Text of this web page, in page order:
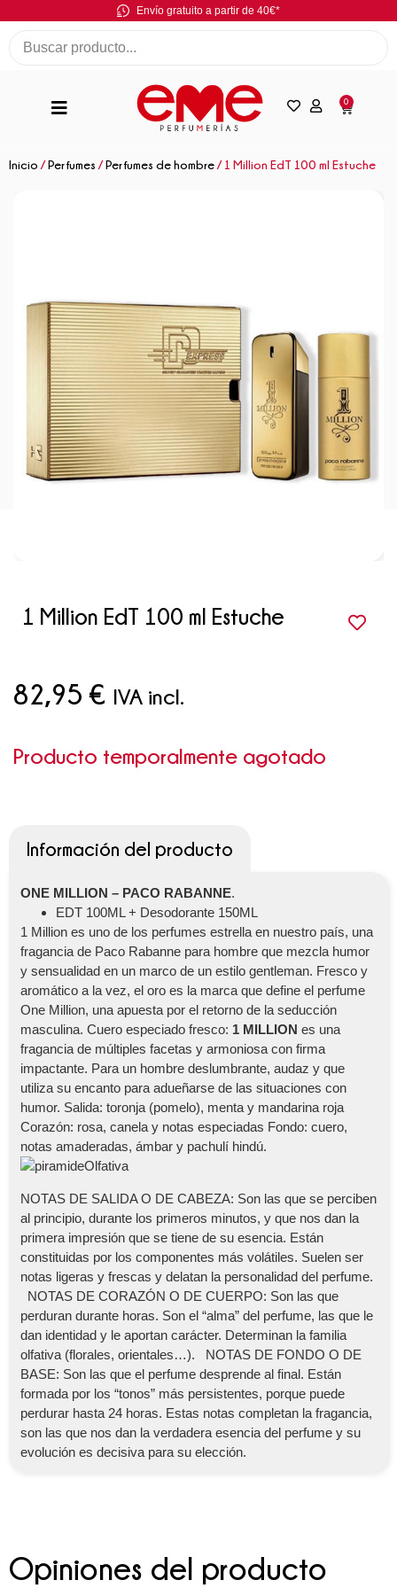
Envío gratuito a partir de 40€*
0
Inicio /Perfumes /Perfumes de hombre / 1 Million EdT 100 ml Estuche
1 Million EdT 100 ml Estuche
82,95€ IVA incl.
Producto temporalmente agotado
Información del producto
ONE MILLION – PACO RABANNE.
EDT 100ML + Desodorante 150ML
1 Million es uno de los perfumes estrella en nuestro país, una
fragancia de Paco Rabanne para hombre que mezcla humor
y sensualidad en un marco de un estilo gentleman. Fresco y
aromático a la vez, el oro es la marca que define el perfume
One Million, una apuesta por el retorno de la seducción
masculina. Cuero especiado fresco: 1 MILLION es una
fragancia de múltiples facetas y armoniosa con firma
impactante. Para un hombre deslumbrante, audaz y que
utiliza su encanto para adueñarse de las situaciones con
humor. Salida: toronja (pomelo), menta y mandarina roja
Corazón: rosa, canela y notas especiadas Fondo: cuero,
notas amaderadas, ámbar y pachulí hindú.
NOTAS DE SALIDA O DE CABEZA: Son las que se perciben
al principio, durante los primeros minutos, y que nos dan la
primera impresión que se tiene de su esencia. Están
constituidas por los componentes más volátiles. Suelen ser
notas ligeras y frescas y delatan la personalidad del perfume.
NOTAS DE CORAZÓN O DE CUERPO: Son las que
perduran durante horas. Son el “alma” del perfume, las que le
dan identidad y le aportan carácter. Determinan la familia
olfativa (florales, orientales…). NOTAS DE FONDO O DE
BASE: Son las que el perfume desprende al final. Están
formada por los “tonos” más persistentes, porque puede
perdurar hasta 24 horas. Estas notas completan la fragancia,
son las que nos dan la verdadera esencia del perfume y su
evolución es decisiva para su elección.
Opiniones del producto